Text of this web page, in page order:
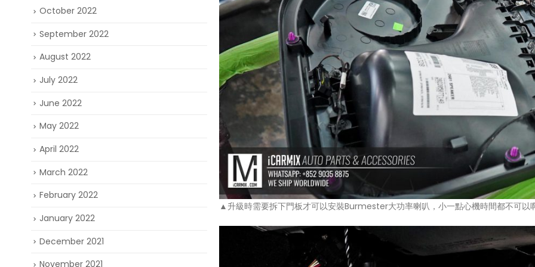
▲升級時需要拆下門板才可以安裝Burmester大功率喇叭，小一點心機時間都不可以
October 2022
September 2022
August 2022
July 2022
June 2022
May 2022
April 2022
March 2022
February 2022
January 2022
December 2021
November 2021